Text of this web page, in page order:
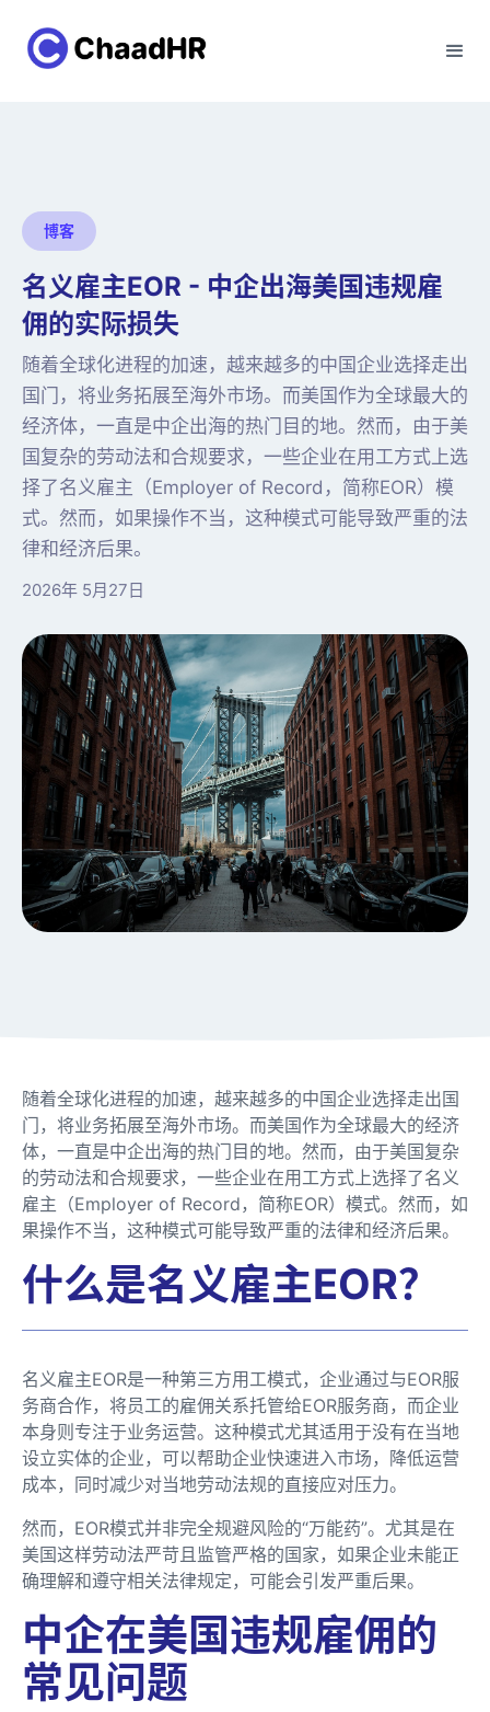
博客
名义雇主EOR - 中企出海美国违规雇
佣的实际损失
随着全球化进程的加速，越来越多的中国企业选择走出
国门，将业务拓展至海外市场。而美国作为全球最大的
经济体，一直是中企出海的热门目的地。然而，由于美
国复杂的劳动法和合规要求，一些企业在用工方式上选
择了名义雇主（Employer of Record，简称EOR）模
式。然而，如果操作不当，这种模式可能导致严重的法
律和经济后果。
2026年 5月27日
随着全球化进程的加速，越来越多的中国企业选择走出国
门，将业务拓展至海外市场。而美国作为全球最大的经济
体，一直是中企出海的热门目的地。然而，由于美国复杂
的劳动法和合规要求，一些企业在用工方式上选择了名义
雇主（Employer of Record，简称EOR）模式。然而，如
果操作不当，这种模式可能导致严重的法律和经济后果。
什么是名义雇主EOR？
名义雇主EOR是一种第三方用工模式，企业通过与EOR服
务商合作，将员工的雇佣关系托管给EOR服务商，而企业
本身则专注于业务运营。这种模式尤其适用于没有在当地
设立实体的企业，可以帮助企业快速进入市场，降低运营
成本，同时减少对当地劳动法规的直接应对压力。
然而，EOR模式并非完全规避风险的“万能药”。尤其是在
美国这样劳动法严苛且监管严格的国家，如果企业未能正
确理解和遵守相关法律规定，可能会引发严重后果。
中企在美国违规雇佣的
常见问题